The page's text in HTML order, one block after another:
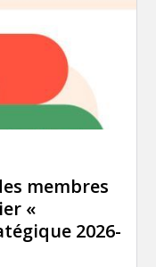
membres
«
2026-